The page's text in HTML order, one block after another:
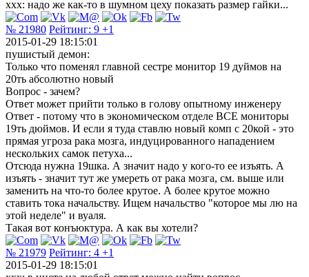
xxx: надо же как-то в шумном цеху показать размер гайки...
№ 21980 Рейтинг: 9 +1
2015-01-29 18:15:01
пушистый демон:
Только что поменял главной сестре монитор 19 дуймов на
20ть абсолютно новый
Вопрос - зачем?
Ответ может прийти только в голову опытному инженеру
Ответ - потому что в экономическом отделе ВСЕ мониторы
19ть дюймов. И если я туда ставлю новый комп с 20кой - это
прямая угроза рака мозга, индуцированного нападением
нескольких самок петуха...
Отсюда нужна 19шка. А значит надо у кого-то ее изъять. А
изъять - значит тут же умереть от рака мозга, см. выше или
заменить на что-то более крутое. А более крутое можно
ставить тока начальству. Ищем начальство "которое мы лю на
этой неделе" и вуаля.
Такая вот конъюктура. А как вы хотели?
№ 21979 Рейтинг: 4 +1
2015-01-29 18:15:01